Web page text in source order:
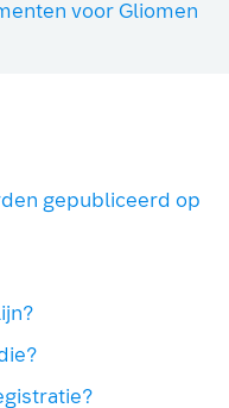
voor Gliomen
gepubliceerd op